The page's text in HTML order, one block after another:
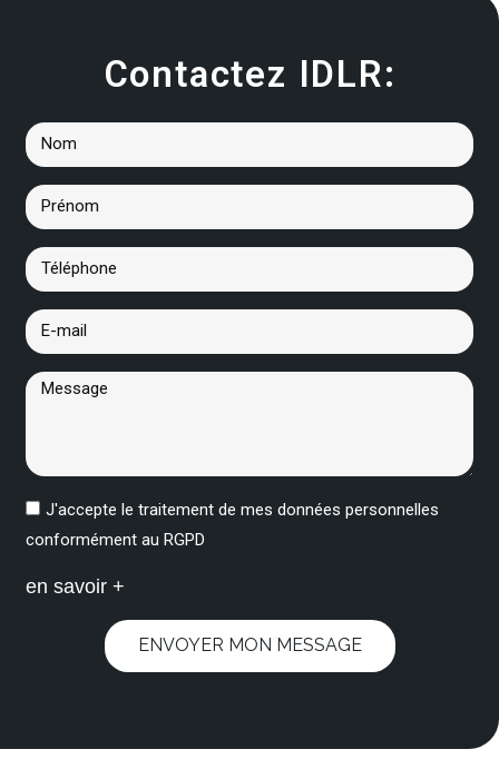
Contactez IDLR:
J'accepte le traitement de mes données personnelles
conformément au RGPD
en savoir +
ENVOYER MON MESSAGE